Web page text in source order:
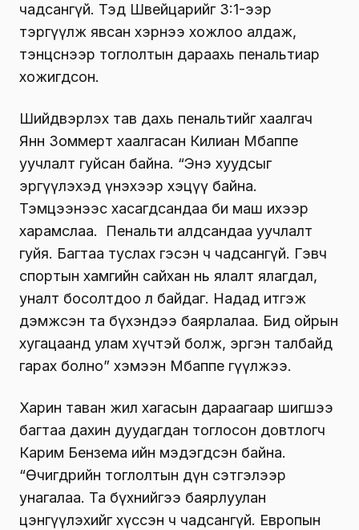
чадсангүй. Тэд Швейцарийг 3:1-ээр
тэргүүлж явсан хэрнээ хожлоо алдаж,
тэнцснээр тоглолтын дараахь пенальтиар
хожигдсон.
Шийдвэрлэх тав дахь пенальтийг хаалгач
Янн Зоммерт хаалгасан Килиан Мбаппе
уучлалт гуйсан байна. “Энэ хуудсыг
эргүүлэхэд үнэхээр хэцүү байна.
Тэмцээнээс хасагдсандаа би маш ихээр
харамслаа. Пенальти алдсандаа уучлалт
гуйя. Багтаа туслах гэсэн ч чадсангүй. Гэвч
спортын хамгийн сайхан нь ялалт ялагдал,
уналт босолтдоо л байдаг. Надад итгэж
дэмжсэн та бүхэндээ баярлалаа. Бид ойрын
хугацаанд улам хүчтэй болж, эргэн талбайд
гарах болно” хэмээн Мбаппе өгүүлжээ.
Харин таван жил хагасын дараагаар шигшээ
багтаа дахин дуудагдан тоглосон довтлогч
Карим Бензема ийн мэдэгдсэн байна.
“Өчигдрийн тоглолтын дүн сэтгэлээр
унагалаа. Та бүхнийгээ баярлуулан
цэнгүүлэхийг хүссэн ч чадсангүй. Европын